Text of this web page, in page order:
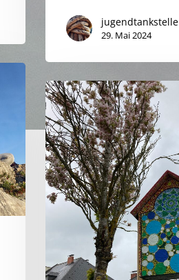
jugendtankstelle
29. Mai 2024
Aufblühen
–
Saatgut-
Tauschbörse